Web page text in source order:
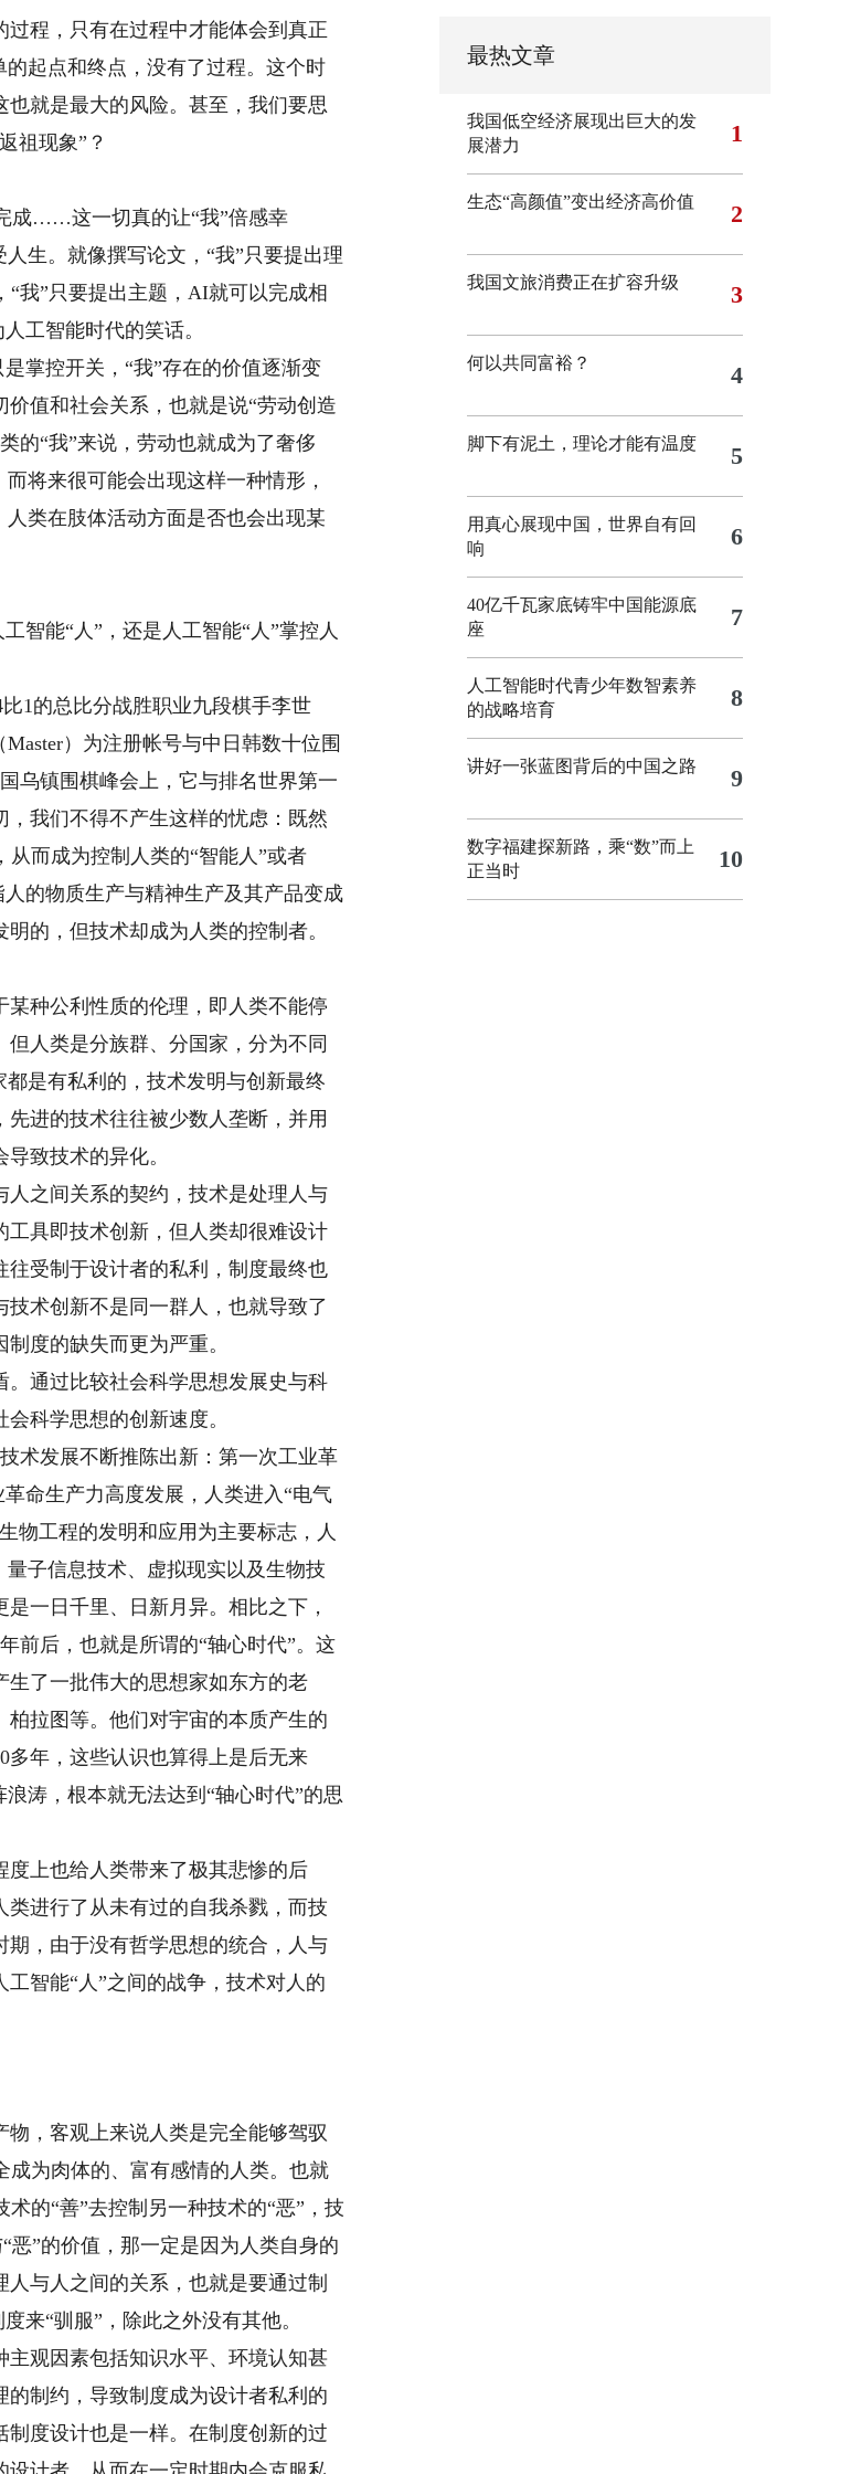
程，只有在过程中才能体会到真正
起点和终点，没有了过程。这个时
就是最大的风险。甚至，我们要思
祖现象”？
……这一切真的让“我”倍感幸
生。就像撰写论文，“我”只要提出理
我”只要提出主题，AI就可以完成相
工智能时代的笑话。
掌控开关，“我”存在的价值逐渐变
值和社会关系，也就是说“劳动创造
的“我”来说，劳动也就成为了奢侈
将来很可能会出现这样一种情形，
类在肢体活动方面是否也会出现某
能“人”，还是人工智能“人”掌控人
1的总比分战胜职业九段棋手李世
）为注册帐号与中日韩数十位围
乌镇围棋峰会上，它与排名世界第一
我们不得不产生这样的忧虑：既然
而成为控制人类的“智能人”或者
的物质生产与精神生产及其产品变成
的，但技术却成为人类的控制者。
种公利性质的伦理，即人类不能停
人类是分族群、分国家，分为不同
是有私利的，技术发明与创新最终
进的技术往往被少数人垄断，并用
致技术的异化。
之间关系的契约，技术是处理人与
具即技术创新，但人类却很难设计
受制于设计者的私利，制度最终也
术创新不是同一群人，也就导致了
度的缺失而更为严重。
通过比较社会科学思想发展史与科
科学思想的创新速度。
发展不断推陈出新：第一次工业革
命生产力高度发展，人类进入“电气
物工程的发明和应用为主要标志，人
子信息技术、虚拟现实以及生物技
一日千里、日新月异。相比之下，
前后，也就是所谓的“轴心时代”。这
了一批伟大的思想家如东方的老
拉图等。他们对宇宙的本质产生的
多年，这些认识也算得上是后无来
涛，根本就无法达到“轴心时代”的思
上也给人类带来了极其悲惨的后
进行了从未有过的自我杀戮，而技
，由于没有哲学思想的统合，人与
智能“人”之间的战争，技术对人的
，客观上来说人类是完全能够驾驭
为肉体的、富有感情的人类。也就
的“善”去控制另一种技术的“恶”，技
恶”的价值，那一定是因为人类自身的
与人之间的关系，也就是要通过制
来“驯服”，除此之外没有其他。
观因素包括知识水平、环境认知甚
制约，导致制度成为设计者私利的
度设计也是一样。在制度创新的过
最热文章
我国低空经济展现出巨大的发
展潜力
1
生态“高颜值”变出经济高价值 2
我国文旅消费正在扩容升级 3
何以共同富裕？ 4
脚下有泥土，理论才能有温度 5
用真心展现中国，世界自有回
响
6
40亿千瓦家底铸牢中国能源底
座
7
人工智能时代青少年数智素养
的战略培育
8
讲好一张蓝图背后的中国之路 9
数字福建探新路，乘“数”而上
正当时
10